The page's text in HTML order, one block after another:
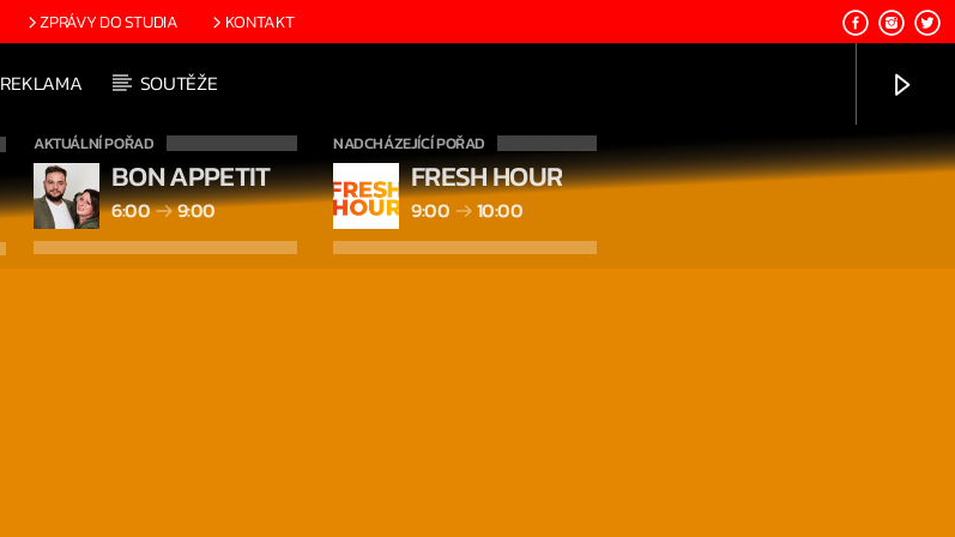
ZPRÁVY DO STUDIA KONTAKT
REKLAMA SOUTĚŽE
AKTUÁLNÍ POŘAD
BON APPETIT
6:00 9:00
NADCHÁZEJÍCÍ POŘAD
FRESH HOUR
9:00 10:00